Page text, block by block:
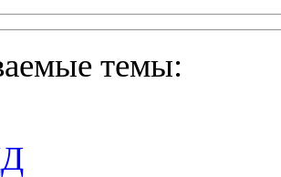
темы: